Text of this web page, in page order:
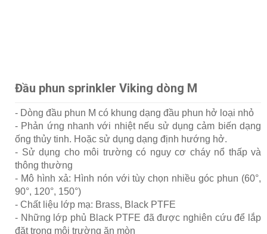
Đầu phun sprinkler Viking dòng M
- Dòng đầu phun M có khung dạng đầu phun hở loại nhỏ
- Phản ứng nhanh với nhiệt nếu sử dụng cảm biến dạng
ống thủy tinh. Hoặc sử dụng dạng định hướng hở.
- Sử dụng cho môi trường có nguy cơ cháy nổ thấp và
thông thường
- Mô hình xả: Hình nón với tùy chọn nhiều góc phun (60°,
90°, 120°, 150°)
- Chất liệu lớp mạ: Brass, Black PTFE
- Những lớp phủ Black PTFE đã được nghiên cứu để lắp
đặt trong môi trường ăn mòn